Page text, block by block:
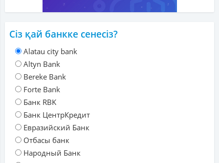
Сіз қай банкке сенесіз?
Alatau city bank
Altyn Bank
Bereke Bank
Forte Bank
Банк RBK
Банк ЦентрКредит
Евразийский Банк
Отбасы банк
Народный Банк